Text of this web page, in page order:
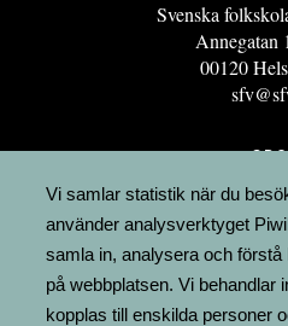
Svenska
Annegatan
00120
GRO
Vi samlar statistik när du
använder analysverktyget
samla in, analysera och
på webbplatsen. Vi behandlar
kopplas till enskilda personer